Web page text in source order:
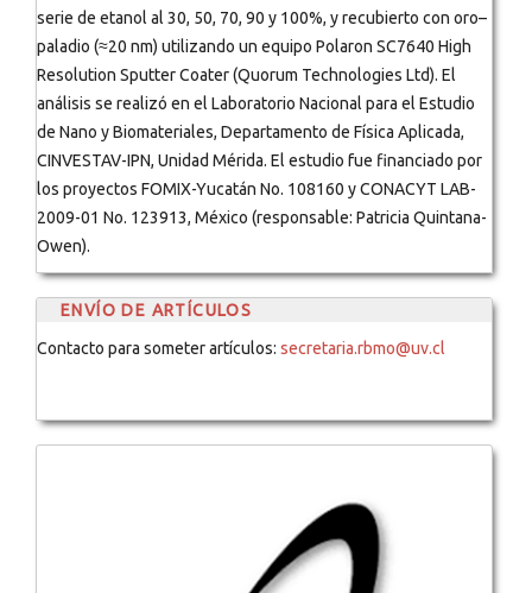
serie de etanol al 30, 50, 70, 90 y 100%, y recubierto con oro–
paladio (≈20 nm) utilizando un equipo Polaron SC7640 High
Resolution Sputter Coater (Quorum Technologies Ltd). El
análisis se realizó en el Laboratorio Nacional para el Estudio
de Nano y Biomateriales, Departamento de Física Aplicada,
CINVESTAV-IPN, Unidad Mérida. El estudio fue financiado por
los proyectos FOMIX-Yucatán No. 108160 y CONACYT LAB-
2009-01 No. 123913, México (responsable: Patricia Quintana-
Owen).
ENVÍO DE ARTÍCULOS
Contacto para someter artículos: secretaria.rbmo@uv.cl